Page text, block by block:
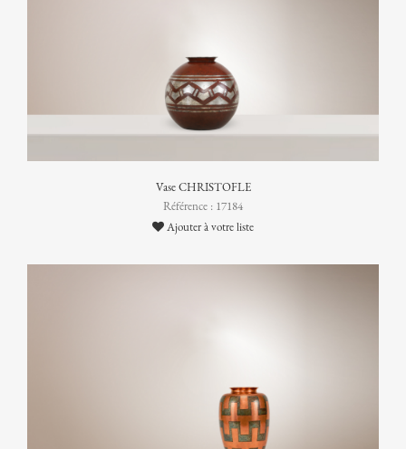
Vase CHRISTOFLE
Référence : 17184
Ajouter à votre liste